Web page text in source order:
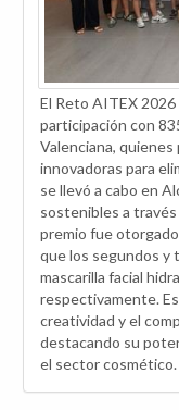
El Reto AITEX
participación con
Valenciana,
innovadoras para
se llevó a cabo en
sostenibles a través
premio fue
que los segundos y
mascarilla facial
respectivamente.
creatividad y el
destacando su
el sector cosmético.